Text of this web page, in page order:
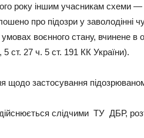
року іншим учасникам схеми
про підозри у заволодінні
воєнного стану, вчинене в
ст. 27 ч. 5 ст. 191 КК України).
щодо застосування
слідчими ТУ ДБР,